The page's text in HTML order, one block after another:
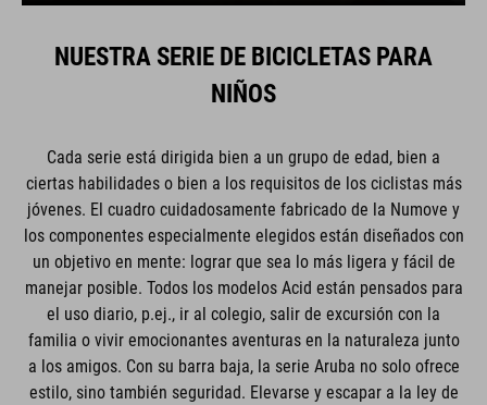
NUESTRA SERIE DE BICICLETAS PARA
NIÑOS
Cada serie está dirigida bien a un grupo de edad, bien a
ciertas habilidades o bien a los requisitos de los ciclistas más
jóvenes. El cuadro cuidadosamente fabricado de la Numove y
los componentes especialmente elegidos están diseñados con
un objetivo en mente: lograr que sea lo más ligera y fácil de
manejar posible. Todos los modelos Acid están pensados para
el uso diario, p.ej., ir al colegio, salir de excursión con la
familia o vivir emocionantes aventuras en la naturaleza junto
a los amigos. Con su barra baja, la serie Aruba no solo ofrece
estilo, sino también seguridad. Elevarse y escapar a la ley de